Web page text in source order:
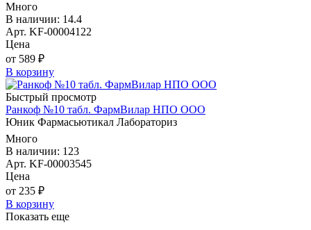
Много
В наличии: 14.4
Арт. KF-00004122
Цена
от 589 ₽
В корзину
Быстрый просмотр
Ранкоф №10 табл. ФармВилар НПО ООО
Юник Фармасьютикал Лабораториз
Много
В наличии: 123
Арт. KF-00003545
Цена
от 235 ₽
В корзину
Показать еще